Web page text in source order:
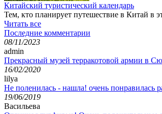
Китайский туристический календарь
Тем, кто планирует путешествие в Китай в
Читать все
Последние комментарии
08/11/2023
admin
Прекрасный музей терракотовой армии в
16/02/2020
lilya
Не поленилась - нашла! очень понравилась
19/06/2019
Васильева